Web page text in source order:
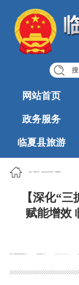
网站首页
政务服务
临夏县旅游
首页 政务公开 法定主动公开内容 市政服务
【深化“
赋能增效
浏览次数： 2025-12-12 11:45